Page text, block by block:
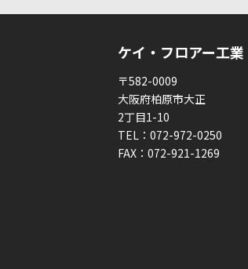
ケイ・フロアー工業
〒582-0009
大阪府柏原市大正
2丁目1-10
TEL： 072-972-0250
FAX： 072-921-1269